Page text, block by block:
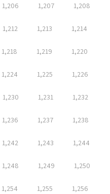
1,206 1,207 1,208
1,212 1,213 1,214
1,218 1,219 1,220
1,224 1,225 1,226
1,230 1,231 1,232
1,236 1,237 1,238
1,242 1,243 1,244
1,248 1,249 1,250
1,254 1,255 1,256